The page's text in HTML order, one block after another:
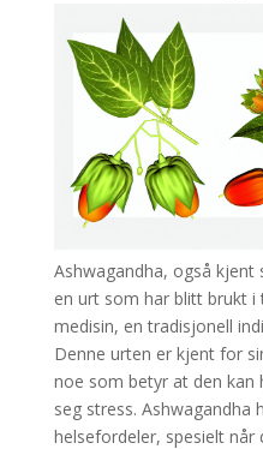
Ashwagandha, også
en urt som har blitt brukt i
medisin, en tradisjonell
Denne urten er kjent for
noe som betyr at den kan
seg stress. Ashwagandha
helsefordeler, spesielt